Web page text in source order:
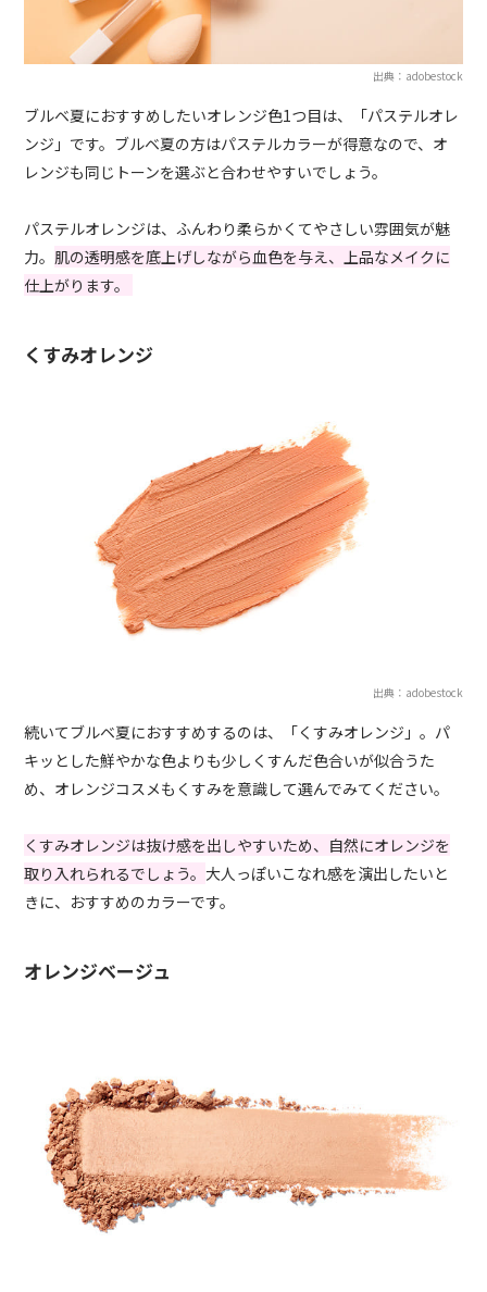
出典：adobestock
ブルベ夏におすすめしたいオレンジ色1つ目は、「パステルオレ
ンジ」です。ブルベ夏の方はパステルカラーが得意なので、オ
レンジも同じトーンを選ぶと合わせやすいでしょう。
パステルオレンジは、ふんわり柔らかくてやさしい雰囲気が魅
力。 肌の透明感を底上げしながら血色を与え、上品なメイクに
仕上がります。
くすみオレンジ
出典：adobestock
続いてブルベ夏におすすめするのは、「くすみオレンジ」。パ
キッとした鮮やかな色よりも少しくすんだ色合いが似合うた
め、オレンジコスメもくすみを意識して選んでみてください。
くすみオレンジは抜け感を出しやすいため、自然にオレンジを
取り入れられるでしょう。大人っぽいこなれ感を演出したいと
きに、おすすめのカラーです。
オレンジベージュ